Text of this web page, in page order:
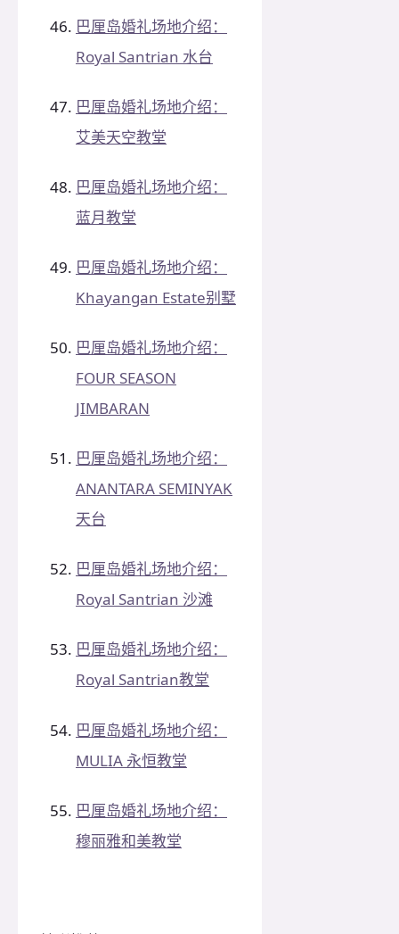
巴厘岛婚礼场地介绍：
Royal Santrian 水台
巴厘岛婚礼场地介绍：
艾美天空教堂
巴厘岛婚礼场地介绍：
蓝月教堂
巴厘岛婚礼场地介绍：
Khayangan Estate别墅
巴厘岛婚礼场地介绍：
FOUR SEASON
JIMBARAN
巴厘岛婚礼场地介绍：
ANANTARA SEMINYAK
天台
巴厘岛婚礼场地介绍：
Royal Santrian 沙滩
巴厘岛婚礼场地介绍：
Royal Santrian教堂
巴厘岛婚礼场地介绍：
MULIA 永恒教堂
巴厘岛婚礼场地介绍：
穆丽雅和美教堂